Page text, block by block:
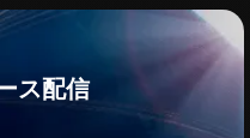
ス配信